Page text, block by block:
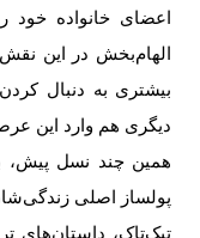
اعضای خانواده خود
الهام‌بخش در این
بیشتری به دنبال
دیگری هم وارد این
همین چند نسل پیش،
پولساز اصلی زندگی‌شان
تیک‌تاک، داستان‌های